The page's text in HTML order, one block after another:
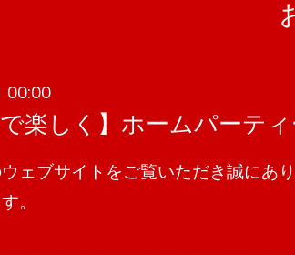
00:00
で楽しく】ホームパーテ
ェブサイトをご覧いただき誠にあ
。